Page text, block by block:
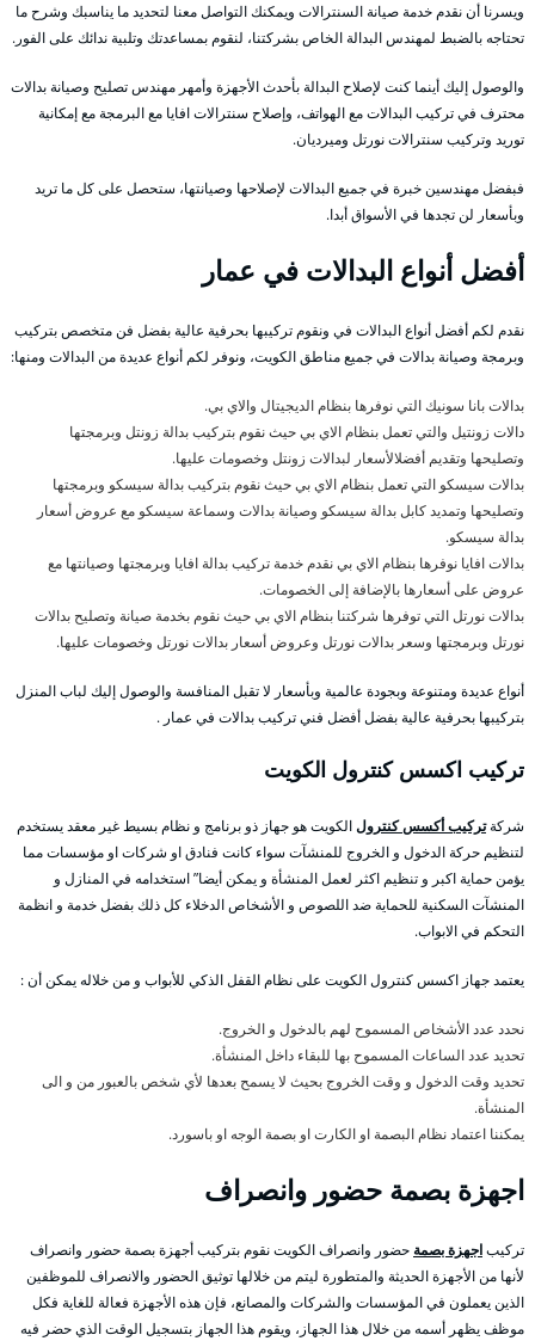
ويسرنا أن نقدم خدمة صيانة السنترالات ويمكنك التواصل معنا لتحديد ما يناسبك وشرح ما
تحتاجه بالضبط لمهندس البدالة الخاص بشركتنا، لنقوم بمساعدتك وتلبية ندائك على الفور.
والوصول إليك أينما كنت لإصلاح البدالة بأحدث الأجهزة وأمهر مهندس تصليح وصيانة بدالات
محترف في تركيب البدالات مع الهواتف، وإصلاح سنترالات افايا مع البرمجة مع إمكانية
توريد وتركيب سنترالات نورتل وميرديان.
فبفضل مهندسين خبرة في جميع البدالات لإصلاحها وصيانتها، ستحصل على كل ما تريد
وبأسعار لن تجدها في الأسواق أبدا.
أفضل أنواع البدالات في عمار
نقدم لكم أفضل أنواع البدالات في ونقوم تركيبها بحرفية عالية بفضل فن متخصص بتركيب
وبرمجة وصيانة بدالات في جميع مناطق الكويت، ونوفر لكم أنواع عديدة من البدالات ومنها:
بدالات بانا سونيك التي نوفرها بنظام الديجيتال والاي بي.
دالات زونتيل والتي تعمل بنظام الاي بي حيث نقوم بتركيب بدالة زونتل وبرمجتها
وتصليحها وتقديم أفضلالأسعار لبدالات زونتل وخصومات عليها.
بدالات سيسكو التي تعمل بنظام الاي بي حيث نقوم بتركيب بدالة سيسكو وبرمجتها
وتصليحها وتمديد كابل بدالة سيسكو وصيانة بدالات وسماعة سيسكو مع عروض أسعار
بدالة سيسكو.
بدالات افايا نوفرها بنظام الاي بي نقدم خدمة تركيب بدالة افايا وبرمجتها وصيانتها مع
عروض على أسعارها بالإضافة إلى الخصومات.
بدالات نورتل التي توفرها شركتنا بنظام الاي بي حيث نقوم بخدمة صيانة وتصليح بدالات
نورتل وبرمجتها وسعر بدالات نورتل وعروض أسعار بدالات نورتل وخصومات عليها.
أنواع عديدة ومتنوعة وبجودة عالمية وبأسعار لا تقبل المنافسة والوصول إليك لباب المنزل
بتركيبها بحرفية عالية بفضل أفضل فني تركيب بدالات في عمار .
تركيب اكسس كنترول الكويت
شركةتركيب أكسس كنترولالكويت هو جهاز ذو برنامج و نظام بسيط غير معقد يستخدم
لتنظيم حركة الدخول و الخروج للمنشآت سواء كانت فنادق او شركات او مؤسسات مما
يؤمن حماية اكبر و تنظيم اكثر لعمل المنشأة و يمكن أيضا” استخدامه في المنازل و
المنشآت السكنية للحماية ضد اللصوص و الأشخاص الدخلاء كل ذلك بفضل خدمة و انظمة
التحكم في الابواب.
يعتمد جهاز اكسس كنترول الكويت على نظام القفل الذكي للأبواب و من خلاله يمكن أن :
نحدد عدد الأشخاص المسموح لهم بالدخول و الخروج.
تحديد عدد الساعات المسموح بها للبقاء داخل المنشأة.
تحديد وقت الدخول و وقت الخروج بحيث لا يسمح بعدها لأي شخص بالعبور من و الى
المنشأة.
يمكننا اعتماد نظام البصمة او الكارت او بصمة الوجه او باسورد.
اجهزة بصمة حضور وانصراف
تركيباجهزة بصمة حضور وانصراف الكويت نقوم بتركيب أجهزة بصمة حضور وانصراف
لأنها من الأجهزة الحديثة والمتطورة ليتم من خلالها توثيق الحضور والانصراف للموظفين
الذين يعملون في المؤسسات والشركات والمصانع، فإن هذه الأجهزة فعالة للغاية فكل
موظف يظهر أسمه من خلال هذا الجهاز، ويقوم هذا الجهاز بتسجيل الوقت الذي حضر فيه